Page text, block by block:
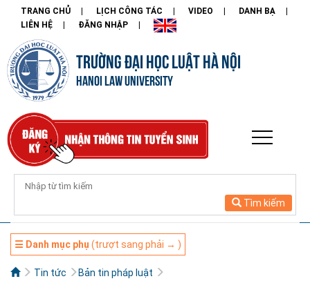
TRANG CHỦ LỊCH CÔNG TÁC VIDEO
DANH BẠ
LIÊN HỆ
ĐĂNG NHẬP
TRƯỜNG ĐẠI HỌC LUẬT HÀ NỘI
HANOI LAW UNIVERSITY
Tìm kiếm
☰ Danh mục phụ (trượt sang phải → )
Tin tức Bản tin pháp luật